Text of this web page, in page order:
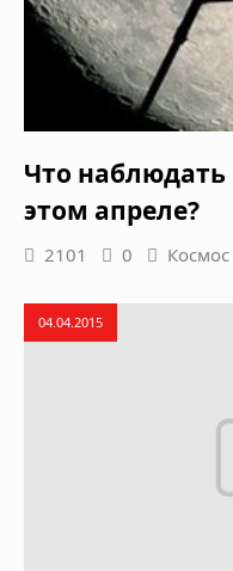
Что
этом апреле?
2101 0 Космос
04.04.2015